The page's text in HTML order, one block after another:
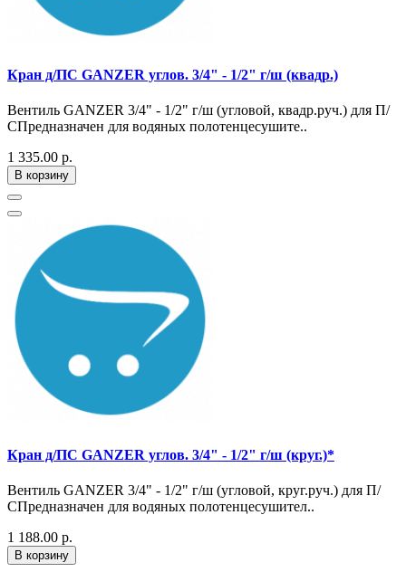
Кран д/ПС GANZER углов. 3/4" - 1/2" г/ш (квадр.)
Вентиль GANZER 3/4" - 1/2" г/ш (угловой, квадр.руч.) для П/
СПредназначен для водяных полотенцесушите..
1 335.00 р.
В корзину
Кран д/ПС GANZER углов. 3/4" - 1/2" г/ш (круг.)*
Вентиль GANZER 3/4" - 1/2" г/ш (угловой, круг.руч.) для П/
СПредназначен для водяных полотенцесушител..
1 188.00 р.
В корзину